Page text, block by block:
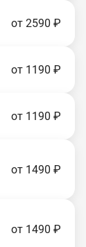
от 2590 ₽
от 1190 ₽
от 1190 ₽
от 1490 ₽
от 1490 ₽